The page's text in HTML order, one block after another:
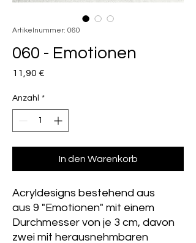
Artikelnummer: 060
060 - Emotionen
11,90 €
Anzahl *
In den Warenkorb
Acryldesigns bestehend aus
aus 9 "Emotionen" mit einem
Durchmesser von je 3 cm, davon
zwei mit herausnehmbaren